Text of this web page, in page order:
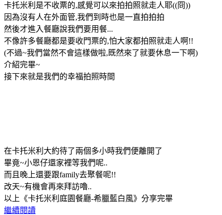
卡托米利是不收票的,感覺可以來拍拍照就走人耶((冏))
因為沒有人在外面管,我們到時也是一直拍拍拍
然後才進入餐廳說我們要用餐...
不像許多餐廳都是要收門票的,怕大家都拍照就走人啊!!
(不過~我們當然不會這樣做啦,既然來了就要休息一下啊)
介紹完畢~
接下來就是我們的幸福拍照時間
在卡托米利大約待了兩個多小時我們便離開了
畢竟~小恩仔還家裡等我們呢..
而且晚上還要跟family去聚餐呢!!
改天~有機會再來拜訪嚕..
以上《卡托米利庭園餐廳-希臘藍白風》分享完畢
繼續閱讀